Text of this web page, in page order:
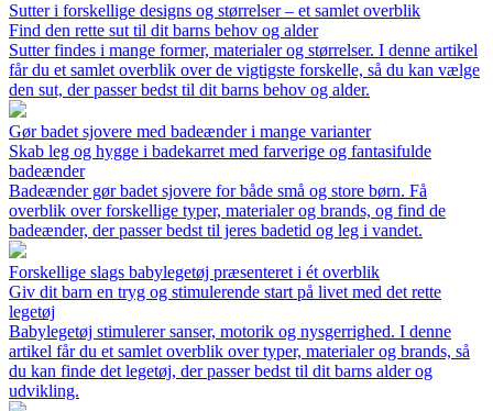
Sutter i forskellige designs og størrelser – et samlet overblik
Find den rette sut til dit barns behov og alder
Sutter findes i mange former, materialer og størrelser. I denne artikel
får du et samlet overblik over de vigtigste forskelle, så du kan vælge
den sut, der passer bedst til dit barns behov og alder.
Gør badet sjovere med badeænder i mange varianter
Skab leg og hygge i badekarret med farverige og fantasifulde
badeænder
Badeænder gør badet sjovere for både små og store børn. Få
overblik over forskellige typer, materialer og brands, og find de
badeænder, der passer bedst til jeres badetid og leg i vandet.
Forskellige slags babylegetøj præsenteret i ét overblik
Giv dit barn en tryg og stimulerende start på livet med det rette
legetøj
Babylegetøj stimulerer sanser, motorik og nysgerrighed. I denne
artikel får du et samlet overblik over typer, materialer og brands, så
du kan finde det legetøj, der passer bedst til dit barns alder og
udvikling.